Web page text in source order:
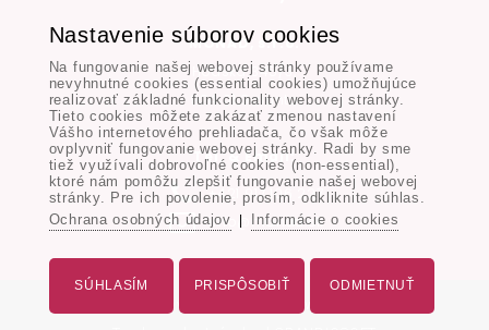
MONAD, s.r.o.
Hodská 345/3,
924 01 Galanta
Tel. & Email:
+421 917 106 227
info@monad.sk
Nastavenie súborov cookies
Na fungovanie našej webovej stránky používame
nevyhnutné cookies (essential cookies) umožňujúce
realizovať základné funkcionality webovej stránky.
Tieto cookies môžete zakázať zmenou nastavení
Vášho internetového prehliadača, čo však môže
ovplyvniť fungovanie webovej stránky. Radi by sme
tiež využívali dobrovoľné cookies (non-essential),
ktoré nám pomôžu zlepšiť fungovanie našej webovej
stránky. Pre ich povolenie, prosím, odkliknite súhlas.
Ochrana osobných údajov
Informácie o cookies
SÚHLASÍM PRISPÔSOBIŤ ODMIETNUŤ